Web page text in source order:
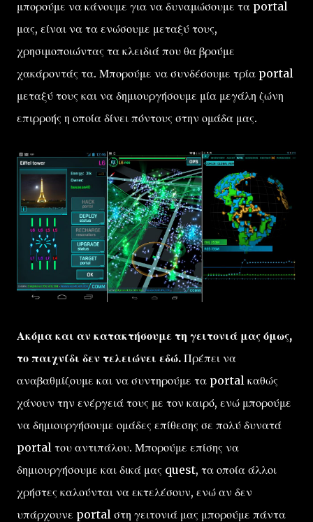
μπορούμε να κάνουμε για να δυναμώσουμε τα portal
μας, είναι να τα ενώσουμε μεταξύ τους,
χρησιμοποιώντας τα κλειδιά που θα βρούμε
χακάροντάς τα. Μπορούμε να συνδέσουμε τρία portal
μεταξύ τους και να δημιουργήσουμε μία μεγάλη ζώνη
επιρροής η οποία δίνει πόντους στην ομάδα μας.
Ακόμα και αν κατακτήσουμε τη γειτονιά μας όμως,
το παιχνίδι δεν τελειώνει εδώ. Πρέπει να
αναβαθμίζουμε και να συντηρούμε τα portal καθώς
χάνουν την ενέργειά τους με τον καιρό, ενώ μπορούμε
να δημιουργήσουμε ομάδες επίθεσης σε πολύ δυνατά
portal του αντιπάλου. Μπορούμε επίσης να
δημιουργήσουμε και δικά μας quest, τα οποία άλλοι
χρήστες καλούνται να εκτελέσουν, ενώ αν δεν
υπάρχουνε portal στη γειτονιά μας μπορούμε πάντα